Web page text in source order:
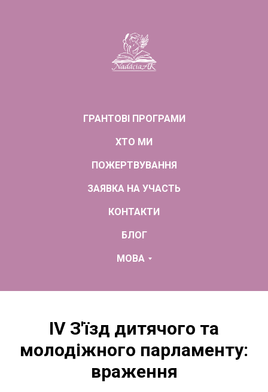
ГРАНТОВІ ПРОГРАМИ
ХТО МИ
ПОЖЕРТВУВАННЯ
ЗАЯВКА НА УЧАСТЬ
КОНТАКТИ
БЛОГ
МОВА
IV З'їзд дитячого та
молодіжного парламенту:
враження